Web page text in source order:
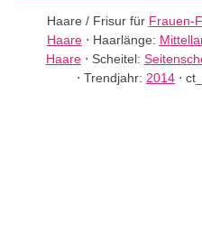
Haare / Frisur für Frauen-
Haare⋅ Haarlänge:
Haare⋅ Scheitel:
⋅ Trendjahr: 2014 ⋅